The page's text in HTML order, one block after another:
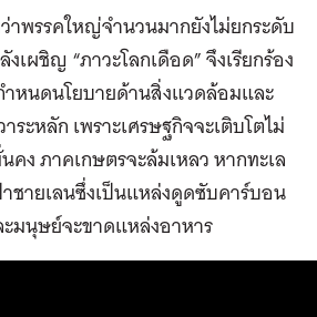
าพรรคใหญ่จำนวนมากยังไม่ยกระดับ
เผชิญ “ภาวะโลกเดือด” จึงเรียกร้อง
ำหนดนโยบายด้านสิ่งแวดล้อมและ
ะหลัก เพราะเศรษฐกิจจะเติบโตไม่
คง ภาคเกษตรจะล้มเหลว หากทะเล
ชายเลนซึ่งเป็นแหล่งดูดซับคาร์บอน
มนุษย์จะขาดแหล่งอาหาร